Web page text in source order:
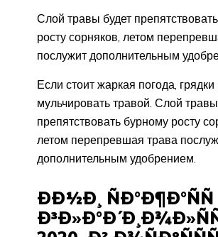
Слой травы будет
росту сорняков, летом
послужит дополнительным
Если стоит жаркая погода,
мульчировать травой. Слой
препятствовать бурному росту
летом перепревшая трава
дополнительным удобрением.
ÐÐ½Ð¸ ÑÐ°Ð¶Ð°ÑÑ